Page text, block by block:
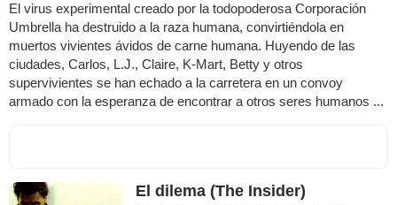
El virus experimental creado por la todopoderosa Corporación
Umbrella ha destruido a la raza humana, convirtiéndola en
muertos vivientes ávidos de carne humana. Huyendo de las
ciudades, Carlos, L.J., Claire, K-Mart, Betty y otros
supervivientes se han echado a la carretera en un convoy
armado con la esperanza de encontrar a otros seres humanos ...
El dilema (The Insider)